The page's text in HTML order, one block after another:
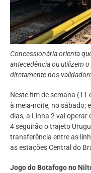
Concessionária orienta
antecedência ou utilizem
diretamente nos
Neste fim de semana
à meia-noite, no sábado;
dias, a Linha 2 vai operar
4 seguirão o trajeto
transferência entre as
as estações Central do
Jogo do Botafogo no